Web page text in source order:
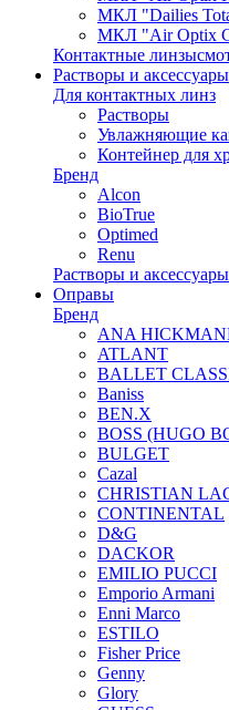
МКЛ "Dailies
МКЛ "Air Optix
Контактные линзы
Растворы и аксессуары
Для контактных линз
Растворы
Увлажняющие
Контейнер для
Бренд
Alcon
BioTrue
Optimed
Renu
Растворы и аксессуары
Оправы
Бренд
ANA
ATLANT
BALLET
Baniss
BEN.X
BOSS (HUGO
BULGET
Cazal
CHRISTIAN
CONTINENTAL
D&G
DACKOR
EMILIO PUCCI
Emporio Armani
Enni Marco
ESTILO
Fisher Price
Genny
Glory